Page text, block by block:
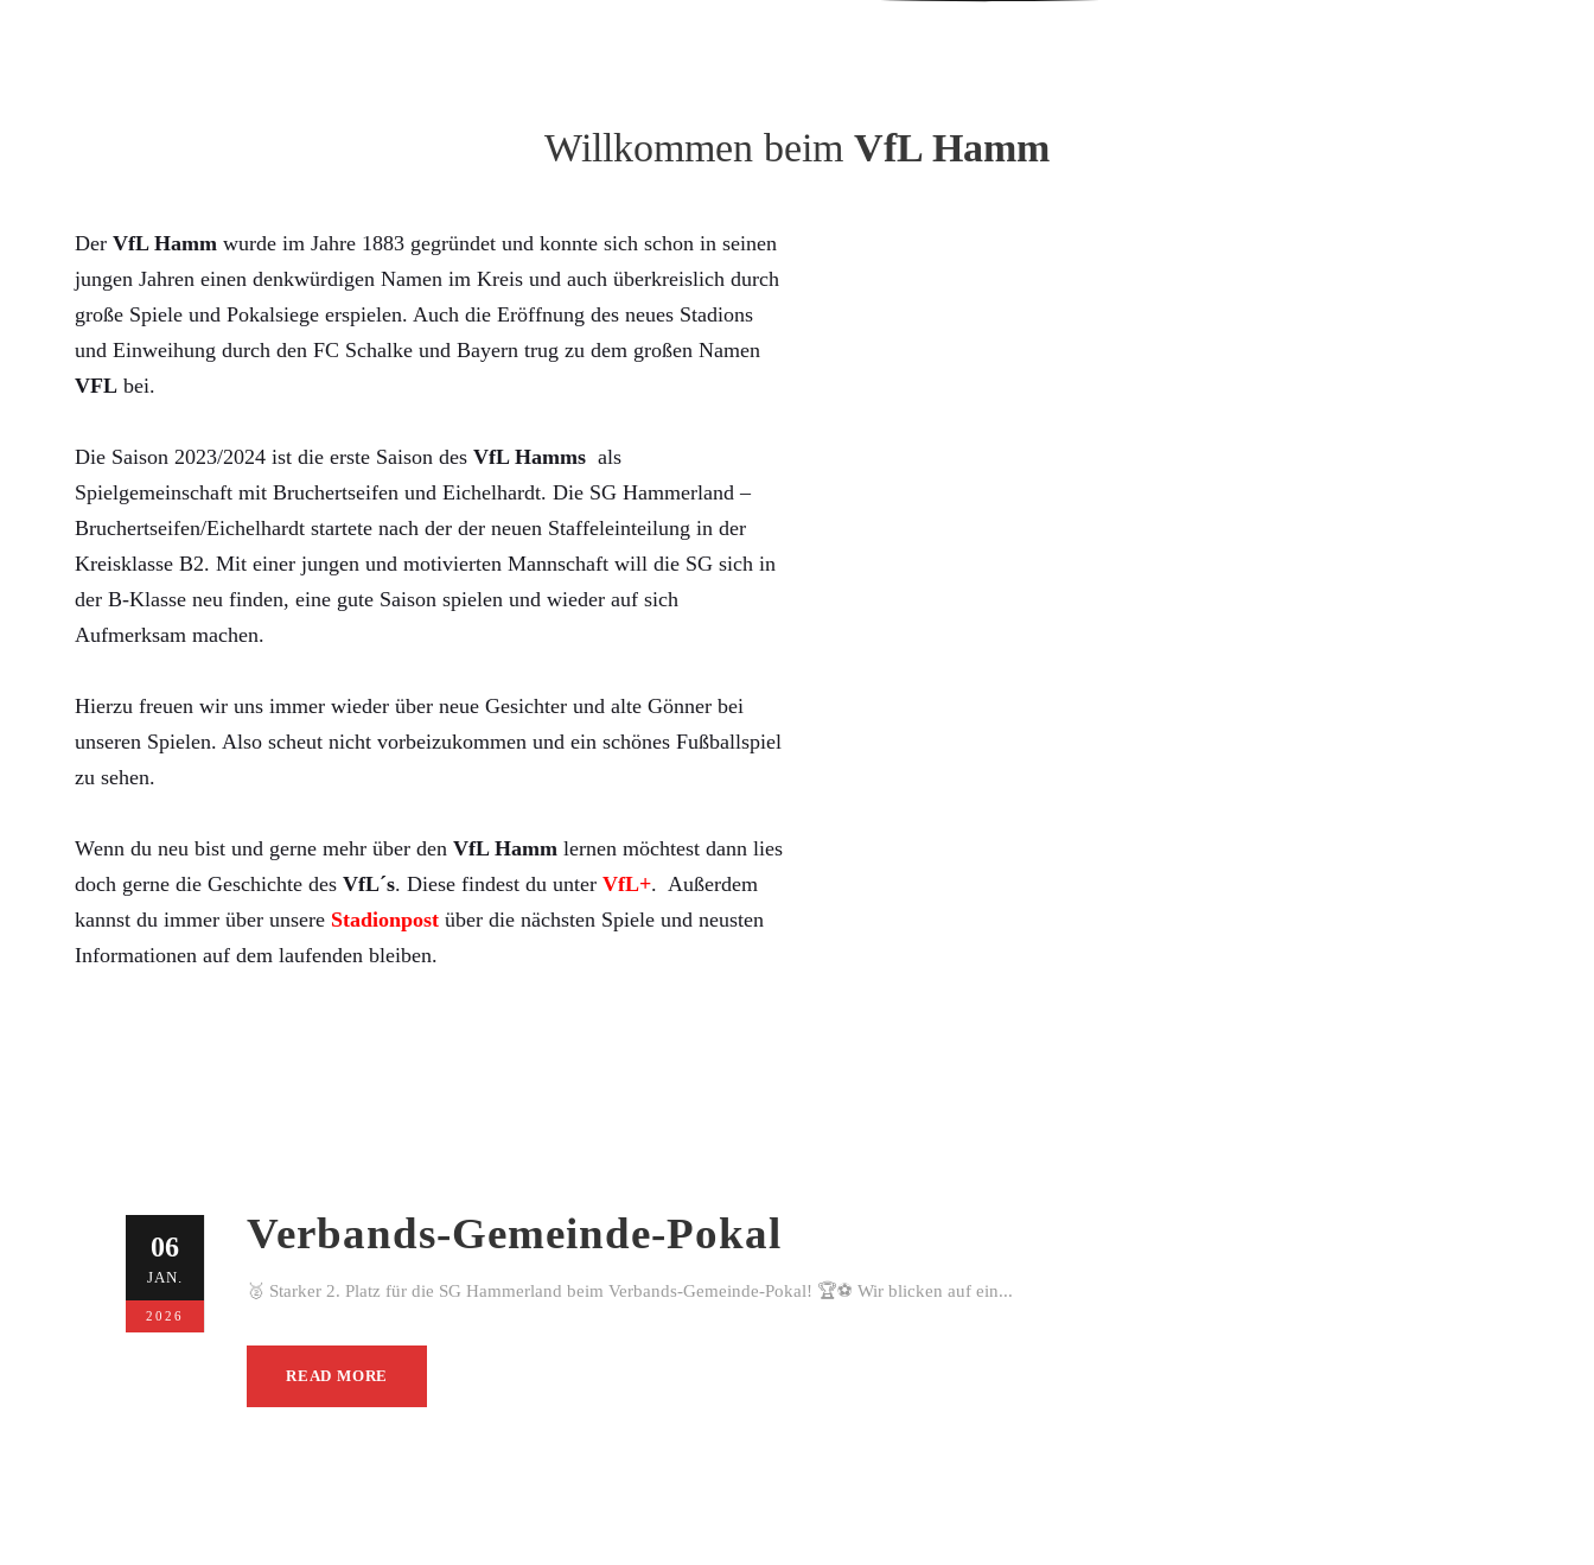
Willkommen beim VfL Hamm
Der VfL Hamm wurde im Jahre 1883 gegründet und konnte sich schon in seinen
jungen Jahren einen denkwürdigen Namen im Kreis und auch überkreislich durch
große Spiele und Pokalsiege erspielen. Auch die Eröffnung des neues Stadions
und Einweihung durch den FC Schalke und Bayern trug zu dem großen Namen
VFL bei.
Die Saison 2023/2024 ist die erste Saison des VfL Hamms als
Spielgemeinschaft mit Bruchertseifen und Eichelhardt. Die SG Hammerland –
Bruchertseifen/Eichelhardt startete nach der der neuen Staffeleinteilung in der
Kreisklasse B2. Mit einer jungen und motivierten Mannschaft will die SG sich in
der B-Klasse neu finden, eine gute Saison spielen und wieder auf sich
Aufmerksam machen.
Hierzu freuen wir uns immer wieder über neue Gesichter und alte Gönner bei
unseren Spielen. Also scheut nicht vorbeizukommen und ein schönes Fußballspiel
zu sehen.
Wenn du neu bist und gerne mehr über den VfL Hamm lernen möchtest dann lies
doch gerne die Geschichte des VfL´s. Diese findest du unter VfL+. Außerdem
kannst du immer über unsere Stadionpost über die nächsten Spiele und neusten
Informationen auf dem laufenden bleiben.
06
JAN.
2026
Verbands-Gemeinde-Pokal
🥈 Starker 2. Platz für die SG Hammerland beim Verbands-Gemeinde-Pokal! 🏆⚽ Wir blicken auf ein...
READ MORE